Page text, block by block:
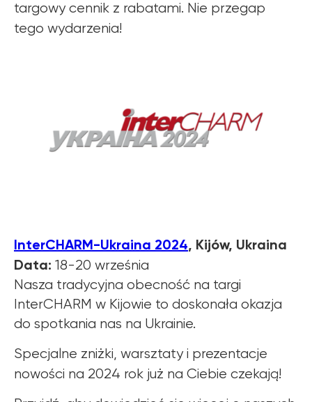
targowy cennik z rabatami. Nie przegap
tego wydarzenia!
InterCHARM-Ukraina 2024, Kijów, Ukraina
Data: 18-20 września
Nasza tradycyjna obecność na targi
InterCHARM w Kijowie to doskonała okazja
do spotkania nas na Ukrainie.
Specjalne zniżki, warsztaty i prezentacje
nowości na 2024 rok już na Ciebie czekają!